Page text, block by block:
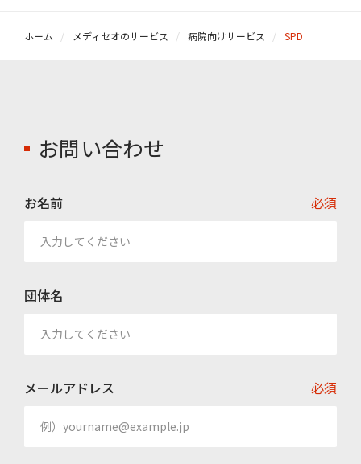
ホーム メディセオのサービス 病院向けサービス SPD
お問い合わせ
お名前 必須
団体名
メールアドレス 必須